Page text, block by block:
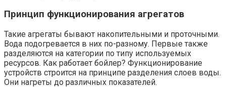
Принцип функционирования агрегатов
Такие агрегаты бывают накопительными и проточными.
Вода подогревается в них по-разному. Первые также
разделяются на категории по типу используемых
ресурсов. Как работает бойлер? Функционирование
устройств строится на принципе разделения слоев воды.
Они нагреты до различных показателей.